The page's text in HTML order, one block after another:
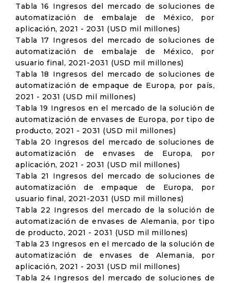
Tabla 16 Ingresos del mercado de soluciones de
automatización de embalaje de México, por
aplicación, 2021 - 2031 (USD mil millones)
Tabla 17 Ingresos del mercado de soluciones de
automatización de embalaje de México, por
usuario final, 2021-2031 (USD mil millones)
Tabla 18 Ingresos del mercado de soluciones de
automatización de empaque de Europa, por país,
2021 - 2031 (USD mil millones)
Tabla 19 Ingresos en el mercado de la solución de
automatización de envases de Europa, por tipo de
producto, 2021 - 2031 (USD mil millones)
Tabla 20 Ingresos del mercado de soluciones de
automatización de envases de Europa, por
aplicación, 2021 - 2031 (USD mil millones)
Tabla 21 Ingresos del mercado de soluciones de
automatización de empaque de Europa, por
usuario final, 2021-2031 (USD mil millones)
Tabla 22 Ingresos del mercado de la solución de
automatización de envases de Alemania, por tipo
de producto, 2021 - 2031 (USD mil millones)
Tabla 23 Ingresos en el mercado de la solución de
automatización de envases de Alemania, por
aplicación, 2021 - 2031 (USD mil millones)
Tabla 24 Ingresos del mercado de soluciones de